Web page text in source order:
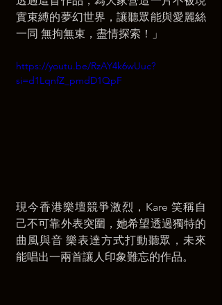
實束縛的夢幻世界，讓聽眾能與愛麗絲
一同 無拘無束，盡情探索！」
https://youtu.be/RzAY4k6wUuc?
si=d1LqnfZ_pmdD1QpF
現今香港樂壇競爭激烈，Kare 笑稱自
己不可靠外表突圍，她希望透過獨特的
曲風與音 樂表達方式打動聽眾，未來
能唱出一兩首讓人印象難忘的作品。